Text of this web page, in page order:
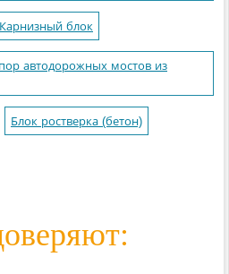
Карнизный блок
автодорожных мостов из
Блок ростверка (бетон)